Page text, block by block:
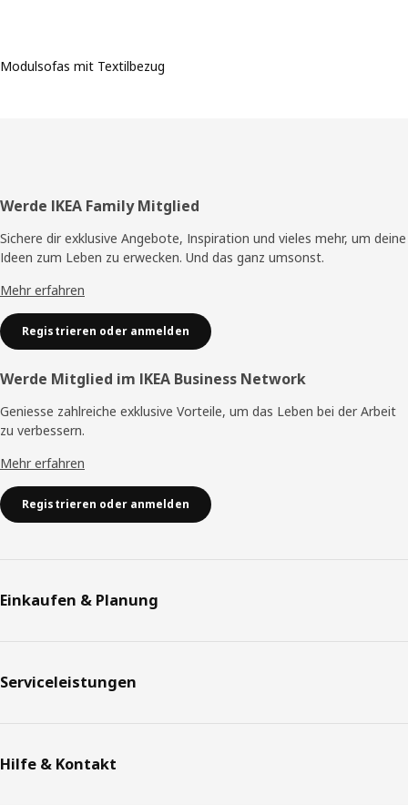
Modulsofas mit Textilbezug
Fusszeile
Werde IKEA Family Mitglied
Sichere dir exklusive Angebote, Inspiration und vieles mehr, um deine
Ideen zum Leben zu erwecken. Und das ganz umsonst.
Mehr erfahren
Registrieren oder anmelden
Werde Mitglied im IKEA Business Network
Geniesse zahlreiche exklusive Vorteile, um das Leben bei der Arbeit
zu verbessern.
Mehr erfahren
Registrieren oder anmelden
Einkaufen & Planung
Serviceleistungen
Hilfe & Kontakt